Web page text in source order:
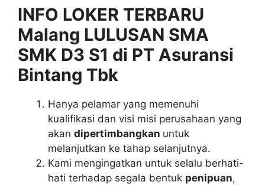
INFO LOKER TERBARU
Malang LULUSAN SMA
SMK D3 S1 di PT Asuransi
Bintang Tbk
Hanya pelamar yang memenuhi
kualifikasi dan visi misi perusahaan yang
akan dipertimbangkan untuk
melanjutkan ke tahap selanjutnya.
Kami mengingatkan untuk selalu berhati-
hati terhadap segala bentuk penipuan,